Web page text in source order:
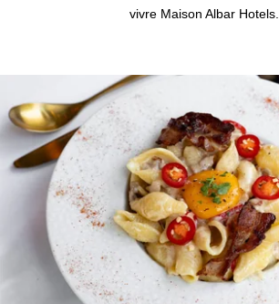
vivre Maison Albar Hotels.